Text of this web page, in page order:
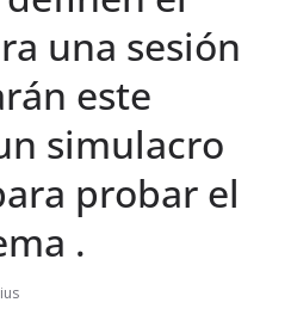
una sesión
este
simulacro
probar el
.